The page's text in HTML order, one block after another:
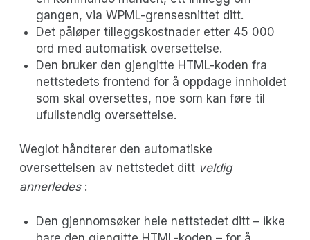
gangen, via WPML-grensesnittet ditt.
Det påløper tilleggskostnader etter 45 000
ord med automatisk oversettelse.
Den bruker den gjengitte HTML-koden fra
nettstedets frontend for å oppdage innholdet
som skal oversettes, noe som kan føre til
ufullstendig oversettelse.
Weglot håndterer den automatiske
oversettelsen av nettstedet ditt veldig
annerledes:
Den gjennomsøker hele nettstedet ditt – ikke